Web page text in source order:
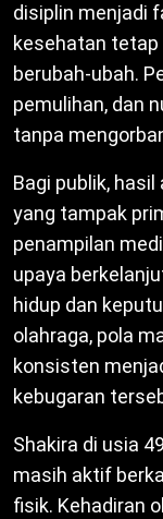
disiplin menjadi
kesehatan tetap
berubah-ubah.
pemulihan, dan
tanpa
Bagi publik,
yang tampak
penampilan
upaya
hidup dan
olahraga, pola
konsisten
kebugaran
Shakira di usia
masih aktif
fisik. Kehadiran